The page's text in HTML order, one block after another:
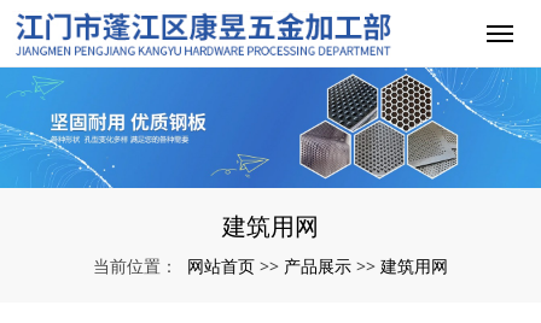
建筑用网
当前位置： 网站首页 >> 产品展示 >> 建筑用网